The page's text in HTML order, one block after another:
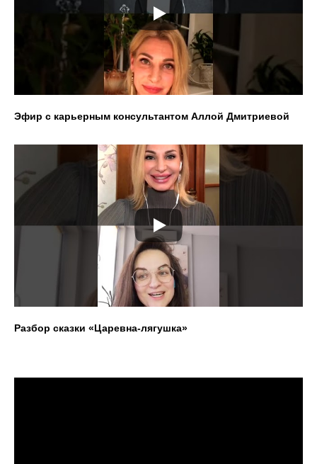
Эфир с карьерным консультантом Аллой Дмитриевой
Разбор сказки «Царевна-лягушка»